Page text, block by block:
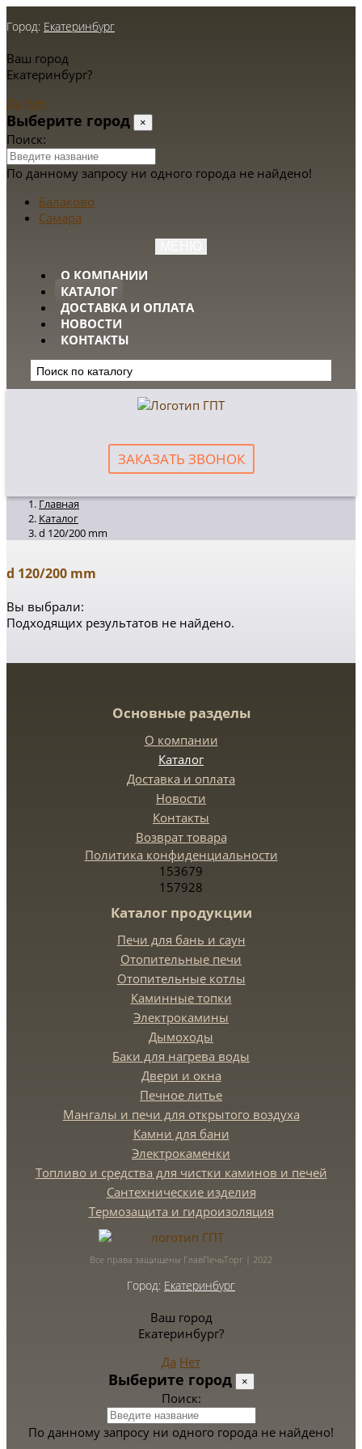
Город: Екатеринбург
Ваш город
Екатеринбург?
Да Нет
Выберите город ×
Поиск:
По данному запросу ни одного города не найдено!
Балаково
Самара
О КОМПАНИИ
КАТАЛОГ
ДОСТАВКА И ОПЛАТА
НОВОСТИ
КОНТАКТЫ
ЗАКАЗАТЬ ЗВОНОК
Главная
Каталог
d 120/200 mm
d 120/200 mm
Вы выбрали:
Подходящих результатов не найдено.
Основные разделы
О компании
Каталог
Доставка и оплата
Новости
Контакты
Возврат товара
Политика конфиденциальности
153679
157928
Каталог продукции
Печи для бань и саун
Отопительные печи
Отопительные котлы
Каминные топки
Электрокамины
Дымоходы
Баки для нагрева воды
Двери и окна
Печное литье
Мангалы и печи для открытого воздуха
Камни для бани
Электрокаменки
Топливо и средства для чистки каминов и печей
Сантехнические изделия
Термозащита и гидроизоляция
Все права защищены ГлавПечьТорг | 2022
Город: Екатеринбург
Ваш город
Екатеринбург?
Да Нет
Выберите город ×
Поиск:
По данному запросу ни одного города не найдено!